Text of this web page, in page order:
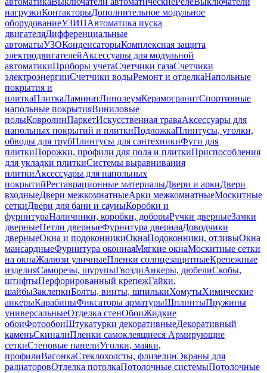
нагрузкиКонтакторыДополнительное модульное
оборудованиеУЗИПАвтоматика пуска
двигателяДифференциальные
автоматыУЗОКонденсаторыКомплексная защита
электродвигателейАксессуары для модульной
автоматикиПриборы учетаСчетчики газаСчетчики
электроэнергииСчетчики водыРемонт и отделкаНапольные
покрытия и
плиткаПлиткаЛаминатЛинолеумКерамогранитСпортивные
напольные покрытияВиниловые
полыКовролинПаркетИскусственная траваАксессуары для
напольных покрытий и плиткиПодложкаПлинтусы, уголки,
обводы для трубПлинтусы для сантехникиФуги для
плиткиПорожки, профили для пола и плиткиПриспособления
для укладки плиткиСистемы выравнивания
плиткиАксессуары для напольных
покрытийРеставрационные материалыДвери и аркиДвери
входныеДвери межкомнатныеАрки межкомнатныеМоскитные
сеткиДвери для бани и сауныКоробки и
фурнитураНаличники, коробки, доборыРучки дверныеЗамки
дверныеПетли дверныеФурнитура двернаяДоводчики
дверныеОкна и подоконникиОкнаПодоконники, отливыОкна
мансардныеФурнитура оконнаяМягкие окнаМоскитные сетки
на окнаЖалюзи уличныеПленки солнцезащитныеКрепежные
изделияСаморезы, шурупыГвоздиАнкеры, дюбелиСкобы,
штифтыПерфорированный крепежГайки,
шайбыЗаклепкиБолты, винты, шпилькиХомутыХимические
анкерыКарабиныФиксаторы арматурыШплинтыПружины
универсальныеОтделка стенОбоиЖидкие
обоиФотообоиШтукатурки декоративныеДекоративный
каменьСкиналиПленки самоклеящиеся Армирующие
сеткиСтеновые панелиУголки, маяки,
профилиВагонкаСтеклохолсты, флизелинЭкраны для
радиаторовОтделка потолкаПотолочные системыПотолочные